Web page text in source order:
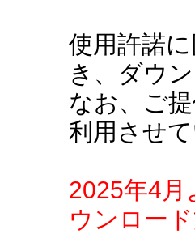
使用許諾
き、ダウ
なお、ご
利用させ
2025年4月
ウンロー